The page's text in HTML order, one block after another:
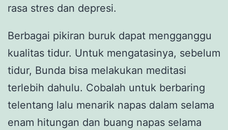
rasa stres dan depresi.
Berbagai pikiran buruk dapat mengganggu
kualitas tidur. Untuk mengatasinya, sebelum
tidur, Bunda bisa melakukan meditasi
terlebih dahulu. Cobalah untuk berbaring
telentang lalu menarik napas dalam selama
enam hitungan dan buang napas selama